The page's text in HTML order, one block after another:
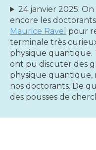
24 janvier 2025:
encore les
Maurice Ravel pour
terminale très
physique quantique.
ont pu discuter des
physique quantique,
nos doctorants. De
des pousses de